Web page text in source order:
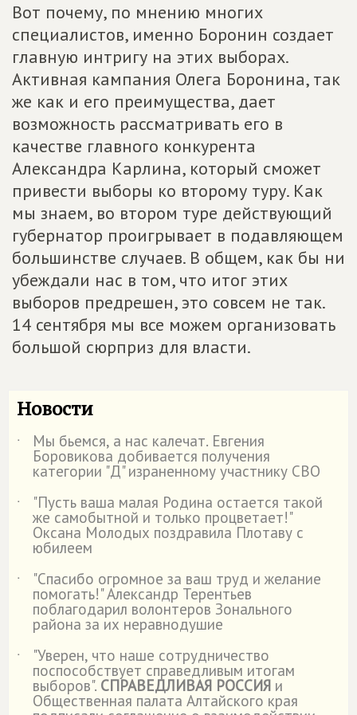
Вот почему, по мнению многих
специалистов, именно Боронин создает
главную интригу на этих выборах.
Активная кампания Олега Боронина, так
же как и его преимущества, дает
возможность рассматривать его в
качестве главного конкурента
Александра Карлина, который сможет
привести выборы ко второму туру. Как
мы знаем, во втором туре действующий
губернатор проигрывает в подавляющем
большинстве случаев. В общем, как бы ни
убеждали нас в том, что итог этих
выборов предрешен, это совсем не так.
14 сентября мы все можем организовать
большой сюрприз для власти.
Новости
˙ Мы бьемся, а нас калечат. Евгения
Боровикова добивается получения
категории "Д" израненному участнику СВО
˙
"Пусть ваша малая Родина остается такой
же самобытной и только процветает!"
Оксана Молодых поздравила Плотаву с
юбилеем
˙
"Спасибо огромное за ваш труд и желание
помогать!" Александр Терентьев
поблагодарил волонтеров Зонального
района за их неравнодушие
˙
"Уверен, что наше сотрудничество
поспособствует справедливым итогам
выборов". СПРАВЕДЛИВАЯ РОССИЯ и
Общественная палата Алтайского края